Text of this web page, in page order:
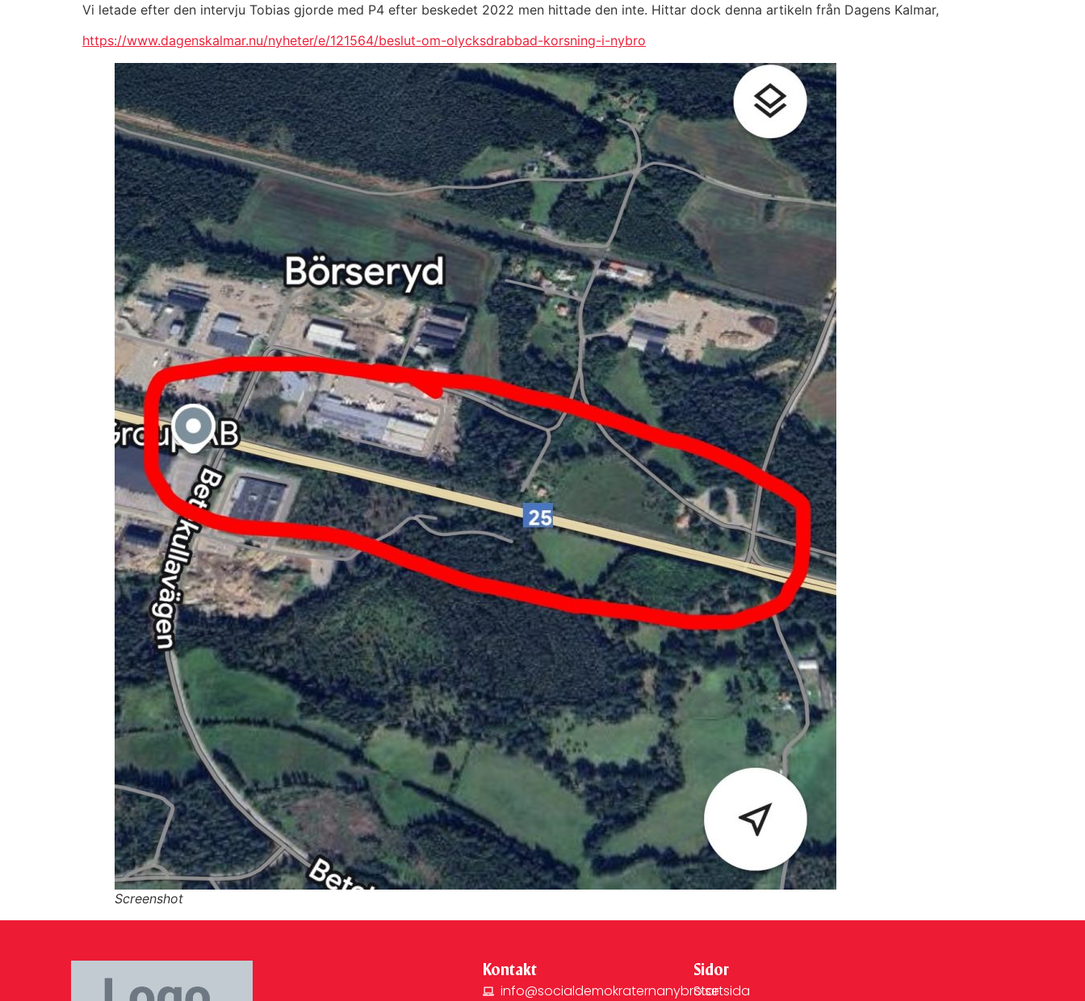
Vi letade efter den intervju Tobias gjorde med P4 efter beskedet 2022 men hittade den inte. Hittar dock denna artikeln från Dagens Kalmar,
https://www.dagenskalmar.nu/nyheter/e/121564/beslut-om-olycksdrabbad-korsning-i-nybro
Screenshot
Kontakt
info@socialdemokraternanybro.se
Sidor
Startsida